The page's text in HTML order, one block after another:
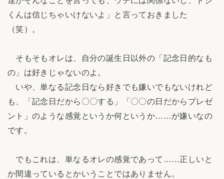
くんは信じちゃいけないよ」と言っておきました
（笑）。
そもそもオレは、自分の誕生日以外の「記念日的なも
の」は好きじゃないのよ。
いや、単なる記念日なら好きでも嫌いでもないけれど
も、「記念日だから〇〇する」「〇〇の日だからプレゼ
ント」のような感覚というか何というか……が嫌いなの
です。
でもこれは、単なるオレの感覚であって……正しいと
か間違っているとかいうことではありません。